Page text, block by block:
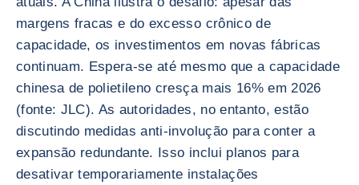
margens fracas e do excesso crônico de
capacidade, os investimentos em novas fábricas
continuam. Espera-se até mesmo que a capacidade
chinesa de polietileno cresça mais 16% em 2026
(fonte: JLC). As autoridades, no entanto, estão
discutindo medidas anti-involução para conter a
expansão redundante. Isso inclui planos para
desativar temporariamente instalações